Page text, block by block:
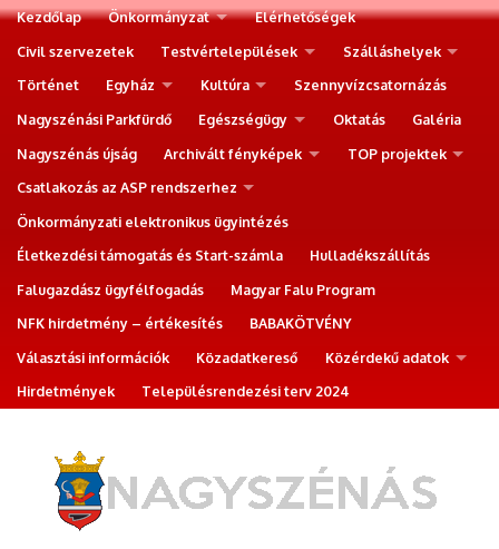
Kezdőlap Önkormányzat
Elérhetőségek
Civil szervezetek
Testvértelepülések
Szálláshelyek
Történet
Egyház Kultúra
Szennyvízcsatornázás
Nagyszénási Parkfürdő
Egészségügy Oktatás
Galéria
Nagyszénás újság
Archivált fényképek
TOP projektek
Csatlakozás az ASP rendszerhez
Önkormányzati elektronikus ügyintézés
Életkezdési támogatás és Start-számla
Hulladékszállítás
Falugazdász ügyfélfogadás
Magyar Falu Program
NFK hirdetmény – értékesítés
BABAKÖTVÉNY
Választási információk
Közadatkereső
Közérdekű adatok
Hirdetmények
Településrendezési terv 2024